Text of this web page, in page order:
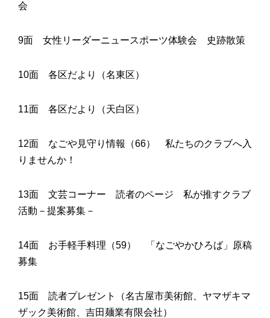
会
9面 女性リーダーニュースポーツ体験会 史跡散策
10面 各区だより（名東区）
11面 各区だより（天白区）
12面 なごや見守り情報（66）
私たちのクラブへ入
りませんか！
13面 文芸コーナー 読者のページ
私が推すクラブ
活動 － 提案募集 －
14面 お手軽手料理（59）
「なごやかひろば」原稿
募集
15面 読者プレゼント（名古屋市美術館、ヤマザキマ
ザック美術館、吉田麺業有限会社）